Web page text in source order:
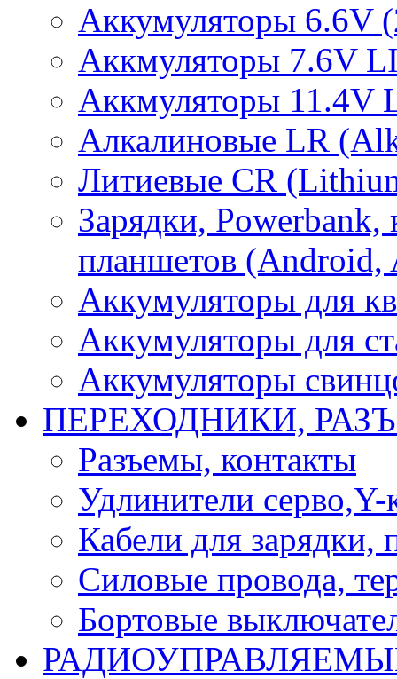
Аккумуляторы 6.6V
Аккмуляторы 7.6V
Аккмуляторы 11.4V
Алкалиновые LR
Литиевые CR
Зарядки, Powerbank,
планшетов (Android,
Аккумуляторы для
Аккумуляторы для
Аккумуляторы
ПЕРЕХОДНИКИ,
Разъемы, контакты
Удлинители серво,Y-
Кабели для зарядки,
Силовые провода,
Бортовые